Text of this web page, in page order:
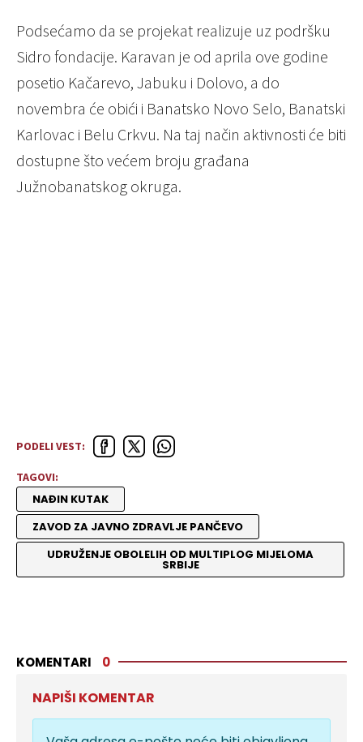
Podsećamo da se projekat realizuje uz podršku
Sidro fondacije. Karavan je od aprila ove godine
posetio Kačarevo, Jabuku i Dolovo, a do
novembra će obići i Banatsko Novo Selo, Banatski
Karlovac i Belu Crkvu. Na taj način aktivnosti će biti
dostupne što većem broju građana
Južnobanatskog okruga.
PODELI VEST:
TAGOVI:
NAĐIN KUTAK
ZAVOD ZA JAVNO ZDRAVLJE PANČEVO
UDRUŽENJE OBOLELIH OD MULTIPLOG MIJELOMA
SRBIJE
KOMENTARI 0
NAPIŠI KOMENTAR